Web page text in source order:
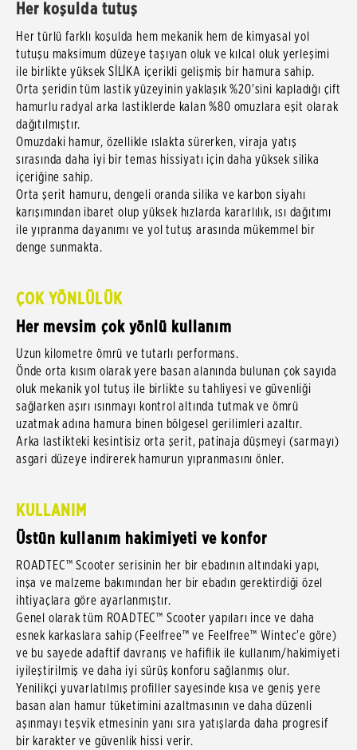
Her koşulda tutuş
Her türlü farklı koşulda hem mekanik hem de kimyasal yol
tutuşu maksimum düzeye taşıyan oluk ve kılcal oluk yerleşimi
ile birlikte yüksek SİLİKA içerikli gelişmiş bir hamura sahip.
Orta şeridin tüm lastik yüzeyinin yaklaşık %20'sini kapladığı çift
hamurlu radyal arka lastiklerde kalan %80 omuzlara eşit olarak
dağıtılmıştır.
Omuzdaki hamur, özellikle ıslakta sürerken, viraja yatış
sırasında daha iyi bir temas hissiyatı için daha yüksek silika
içeriğine sahip.
Orta şerit hamuru, dengeli oranda silika ve karbon siyahı
karışımından ibaret olup yüksek hızlarda kararlılık, ısı dağıtımı
ile yıpranma dayanımı ve yol tutuş arasında mükemmel bir
denge sunmakta.
ÇOK YÖNLÜLÜK
Her mevsim çok yönlü kullanım
Uzun kilometre ömrü ve tutarlı performans.
Önde orta kısım olarak yere basan alanında bulunan çok sayıda
oluk mekanik yol tutuş ile birlikte su tahliyesi ve güvenliği
sağlarken aşırı ısınmayı kontrol altında tutmak ve ömrü
uzatmak adına hamura binen bölgesel gerilimleri azaltır.
Arka lastikteki kesintisiz orta şerit, patinaja düşmeyi (sarmayı)
asgari düzeye indirerek hamurun yıpranmasını önler.
KULLANIM
Üstün kullanım hakimiyeti ve konfor
ROADTEC™ Scooter serisinin her bir ebadının altındaki yapı,
inşa ve malzeme bakımından her bir ebadın gerektirdiği özel
ihtiyaçlara göre ayarlanmıştır.
Genel olarak tüm ROADTEC™ Scooter yapıları ince ve daha
esnek karkaslara sahip (Feelfree™ ve Feelfree™ Wintec'e göre)
ve bu sayede adaftif davranış ve hafiflik ile kullanım/hakimiyeti
iyileştirilmiş ve daha iyi sürüş konforu sağlanmış olur.
Yenilikçi yuvarlatılmış profiller sayesinde kısa ve geniş yere
basan alan hamur tüketimini azaltmasının ve daha düzenli
aşınmayı teşvik etmesinin yanı sıra yatışlarda daha progresif
bir karakter ve güvenlik hissi verir.